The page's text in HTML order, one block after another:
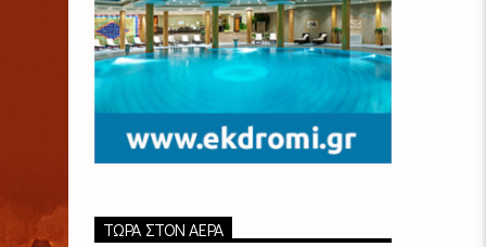
ΤΏΡΑ ΣΤΟΝ ΑΈΡΑ